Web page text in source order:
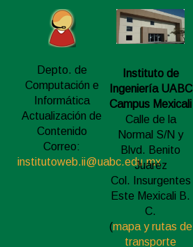
Depto. de
Computación e
Informática
Actualización de
Contenido
Correo:
institutoweb.ii@uabc.edu.mx
Instituto de
Ingeniería UABC
Campus Mexicali
Calle de la
Normal S/N y
Blvd. Benito
Juárez
Col. Insurgentes
Este Mexicali B.
C.
(mapa y rutas de
transporte